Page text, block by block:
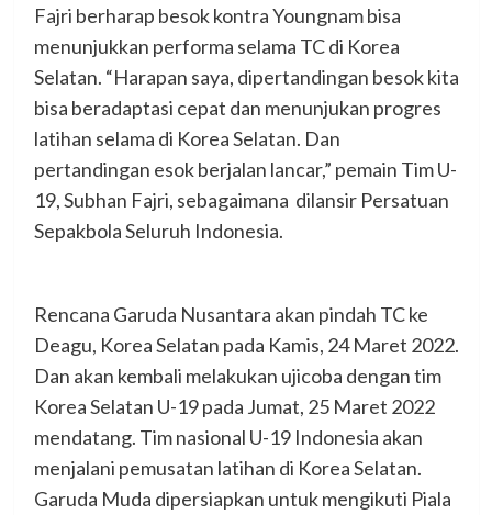
Fajri berharap besok kontra Youngnam bisa
menunjukkan performa selama TC di Korea
Selatan. “Harapan saya, dipertandingan besok kita
bisa beradaptasi cepat dan menunjukan progres
latihan selama di Korea Selatan. Dan
pertandingan esok berjalan lancar,” pemain Tim U-
19, Subhan Fajri, sebagaimana dilansir Persatuan
Sepakbola Seluruh Indonesia.
Rencana Garuda Nusantara akan pindah TC ke
Deagu, Korea Selatan pada Kamis, 24 Maret 2022.
Dan akan kembali melakukan ujicoba dengan tim
Korea Selatan U-19 pada Jumat, 25 Maret 2022
mendatang. Tim nasional U-19 Indonesia akan
menjalani pemusatan latihan di Korea Selatan.
Garuda Muda dipersiapkan untuk mengikuti Piala